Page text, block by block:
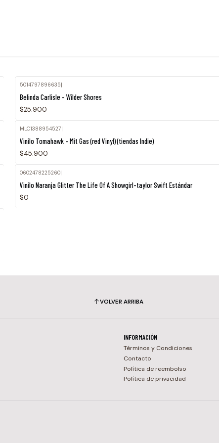
5014797896635|
Belinda Carlisle - Wilder Shores
$25.900
MLC1388954527|
Vinilo Tomahawk - Mit Gas (red Vinyl) (tiendas Indie)
$45.900
0602478225260
Vinilo Naranja Glitter The Life Of A Showgirl-taylor Swift Estándar
$0
VOLVER ARRIBA
INFORMACIÓN
Términos y Condiciones
Contacto
Política de reembolso
Política de privacidad